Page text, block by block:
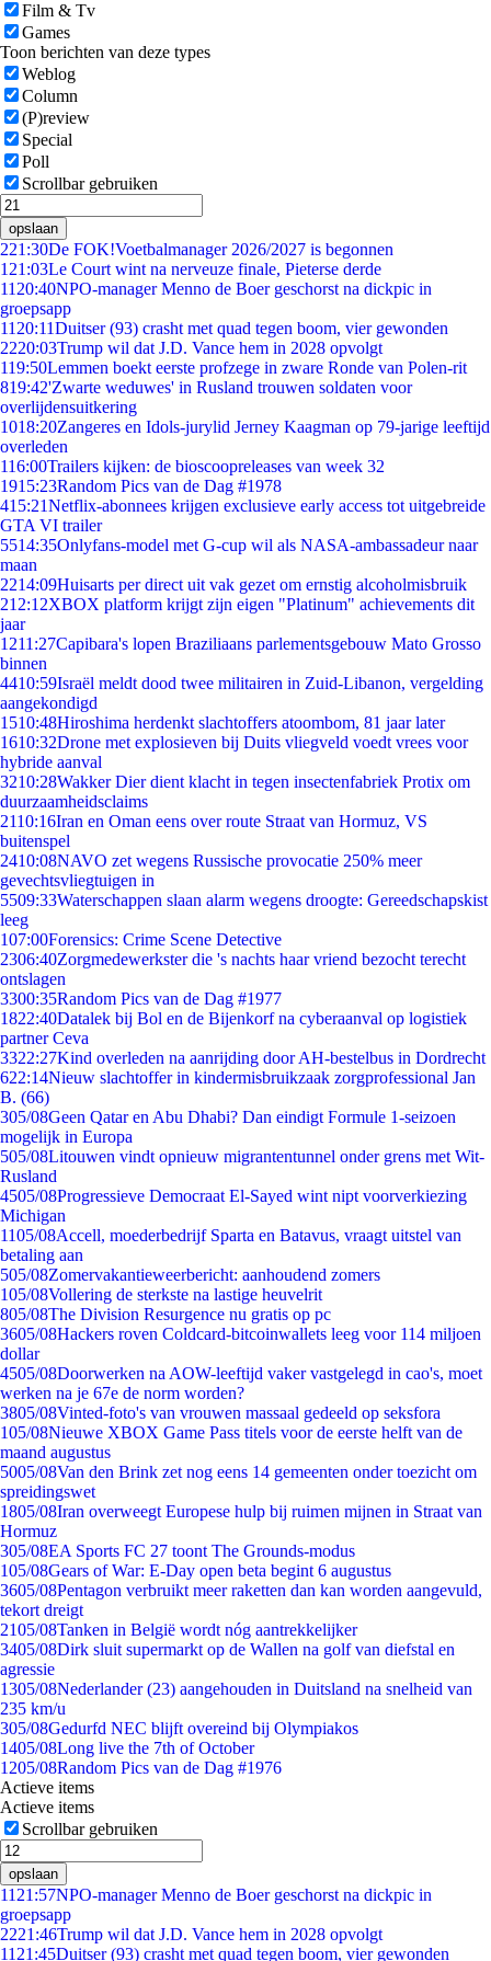
Film & Tv
Games
Toon berichten van deze types
Weblog
Column
(P)review
Special
Poll
Scrollbar gebruiken
opslaan
221:30De FOK!Voetbalmanager 2026/2027 is begonnen
1 21:03Le Court wint na nerveuze finale, Pieterse derde
11 20:40NPO-manager Menno de Boer geschorst na dickpic in
groepsapp
11 20:11Duitser (93) crasht met quad tegen boom, vier gewonden
2220:03Trump wil dat J.D. Vance hem in 2028 opvolgt
119:50Lemmen boekt eerste profzege in zware Ronde van Polen-rit
819:42'Zwarte weduwes' in Rusland trouwen soldaten voor
overlijdensuitkering
1018:20Zangeres en Idols-jurylid Jerney Kaagman op 79-jarige leeftijd
overleden
116:00Trailers kijken: de bioscoopreleases van week 32
1915:23Random Pics van de Dag #1978
415:21Netflix-abonnees krijgen exclusieve early access tot uitgebreide
GTA VI trailer
5514:35Onlyfans-model met G-cup wil als NASA-ambassadeur naar
maan
2214:09Huisarts per direct uit vak gezet om ernstig alcoholmisbruik
212:12XBOX platform krijgt zijn eigen "Platinum" achievements dit
jaar
1211:27Capibara's lopen Braziliaans parlementsgebouw Mato Grosso
binnen
4410:59Israël meldt dood twee militairen in Zuid-Libanon, vergelding
aangekondigd
1510:48Hiroshima herdenkt slachtoffers atoombom, 81 jaar later
1610:32Drone met explosieven bij Duits vliegveld voedt vrees voor
hybride aanval
3210:28Wakker Dier dient klacht in tegen insectenfabriek Protix om
duurzaamheidsclaims
2110:16Iran en Oman eens over route Straat van Hormuz, VS
buitenspel
2410:08NAVO zet wegens Russische provocatie 250% meer
gevechtsvliegtuigen in
5509:33Waterschappen slaan alarm wegens droogte: Gereedschapskist
leeg
107:00Forensics: Crime Scene Detective
2306:40Zorgmedewerkster die 's nachts haar vriend bezocht terecht
ontslagen
3300:35Random Pics van de Dag #1977
1822:40Datalek bij Bol en de Bijenkorf na cyberaanval op logistiek
partner Ceva
3322:27Kind overleden na aanrijding door AH-bestelbus in Dordrecht
622:14Nieuw slachtoffer in kindermisbruikzaak zorgprofessional Jan
B. (66)
305/08Geen Qatar en Abu Dhabi? Dan eindigt Formule 1-seizoen
mogelijk in Europa
505/08Litouwen vindt opnieuw migrantentunnel onder grens met Wit-
Rusland
4505/08Progressieve Democraat El-Sayed wint nipt voorverkiezing
Michigan
1105/08Accell, moederbedrijf Sparta en Batavus, vraagt uitstel van
betaling aan
505/08Zomervakantieweerbericht: aanhoudend zomers
105/08Vollering de sterkste na lastige heuvelrit
805/08The Division Resurgence nu gratis op pc
3605/08Hackers roven Coldcard-bitcoinwallets leeg voor 114 miljoen
dollar
4505/08Doorwerken na AOW-leeftijd vaker vastgelegd in cao's, moet
werken na je 67e de norm worden?
3805/08Vinted-foto's van vrouwen massaal gedeeld op seksfora
105/08Nieuwe XBOX Game Pass titels voor de eerste helft van de
maand augustus
5005/08Van den Brink zet nog eens 14 gemeenten onder toezicht om
spreidingswet
1805/08Iran overweegt Europese hulp bij ruimen mijnen in Straat van
Hormuz
305/08EA Sports FC 27 toont The Grounds-modus
105/08Gears of War: E-Day open beta begint 6 augustus
3605/08Pentagon verbruikt meer raketten dan kan worden aangevuld,
tekort dreigt
2105/08Tanken in België wordt nóg aantrekkelijker
3405/08Dirk sluit supermarkt op de Wallen na golf van diefstal en
agressie
1305/08Nederlander (23) aangehouden in Duitsland na snelheid van
235 km/u
305/08Gedurfd NEC blijft overeind bij Olympiakos
1405/08Long live the 7th of October
1205/08Random Pics van de Dag #1976
Actieve items
Actieve items
Scrollbar gebruiken
opslaan
11 21:57NPO-manager Menno de Boer geschorst na dickpic in
groepsapp
2221:46Trump wil dat J.D. Vance hem in 2028 opvolgt
11 21:45Duitser (93) crasht met quad tegen boom, vier gewonden